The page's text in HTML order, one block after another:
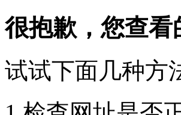
很抱歉，您查
试试下面几种方